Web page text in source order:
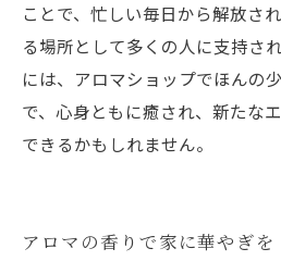
ことで、忙しい毎日から解放さ
る場所として多くの人に支持さ
には、アロマショップでほんの
で、心身ともに癒され、新たな
できるかもしれません。
アロマの香りで家に華やぎを